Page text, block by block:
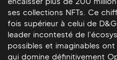
ses collections NFTs. Ce
fois supérieur à celui de
leader incontesté de
possibles et imaginables
qui domine définitivement